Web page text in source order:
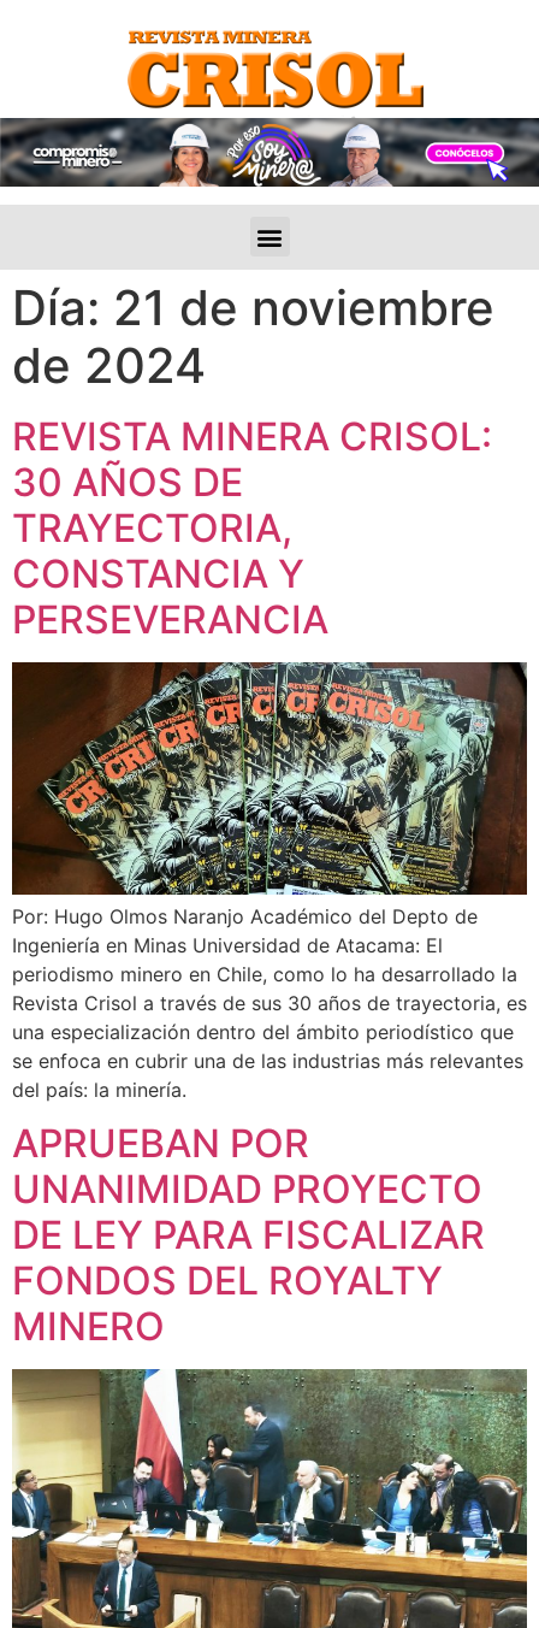
Día: 21 de noviembre
de 2024
REVISTA MINERA CRISOL:
30 AÑOS DE
TRAYECTORIA,
CONSTANCIA Y
PERSEVERANCIA
Por: Hugo Olmos Naranjo Académico del Depto de
Ingeniería en Minas Universidad de Atacama: El
periodismo minero en Chile, como lo ha desarrollado la
Revista Crisol a través de sus 30 años de trayectoria, es
una especialización dentro del ámbito periodístico que
se enfoca en cubrir una de las industrias más relevantes
del país: la minería.
APRUEBAN POR
UNANIMIDAD PROYECTO
DE LEY PARA FISCALIZAR
FONDOS DEL ROYALTY
MINERO